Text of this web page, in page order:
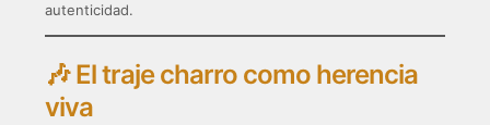
autenticidad.
🎶 El traje charro como herencia
viva